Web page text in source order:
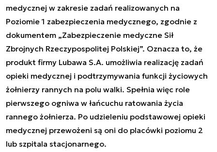
medycznej w zakresie zadań realizowanych na
Poziomie 1 zabezpieczenia medycznego, zgodnie z
dokumentem „Zabezpieczenie medyczne Sił
Zbrojnych Rzeczypospolitej Polskiej”. Oznacza to, że
produkt firmy Lubawa S.A. umożliwia realizację zadań
opieki medycznej i podtrzymywania funkcji życiowych
żołnierzy rannych na polu walki. Spełnia więc role
pierwszego ogniwa w łańcuchu ratowania życia
rannego żołnierza. Po udzieleniu podstawowej opieki
medycznej przewożeni są oni do placówki poziomu 2
lub szpitala stacjonarnego.